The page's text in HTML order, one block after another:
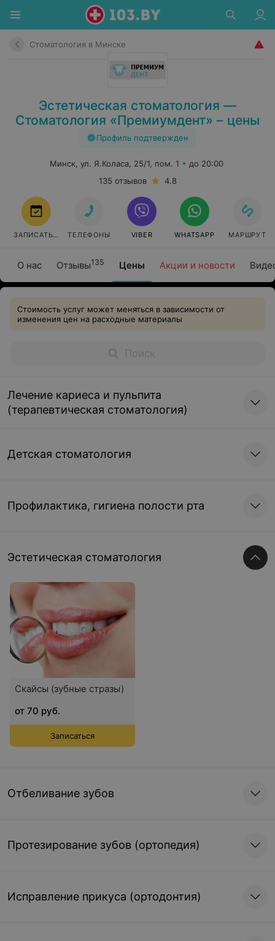
Стоматология в Минске
Эстетическая стоматология —
Стоматология «Премиумдент» – цены
Профиль подтвержден
О нас Отзывы135 Цены Акции и новости
Минск, ул. Я.Коласа, 25/1, пом. 1
до 20:00
135 отзывов
4.8
ЗАПИСАТЬСЯ ТЕЛЕФОНЫ VIBER WHATSAPP МАРШРУТ
Стоимость услуг может меняться в зависимости от
изменения цен на расходные материалы
Лечение кариеса и пульпита
(терапевтическая стоматология)
Детская стоматология
Профилактика, гигиена полости рта
Эстетическая стоматология
Скайсы (зубные стразы)
от 70 руб.
Записаться
Отбеливание зубов
Протезирование зубов (ортопедия)
Исправление прикуса (ортодонтия)